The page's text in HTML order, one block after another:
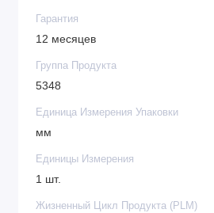
Гарантия
12 месяцев
Группа Продукта
5348
Единица Измерения Упаковки
мм
Единицы Измерения
1 шт.
Жизненный Цикл Продукта (PLM)